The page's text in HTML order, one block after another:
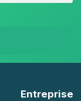
Entreprise